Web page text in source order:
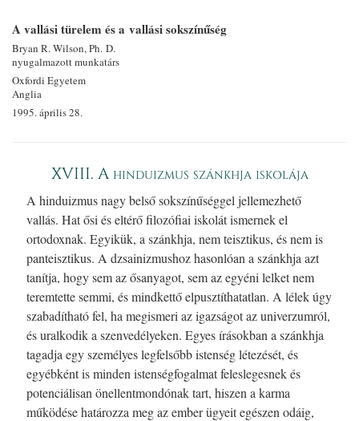
A vallási türelem és a vallási sokszínűség
Bryan R. Wilson, Ph. D.
nyugalmazott munkatárs
Oxfordi Egyetem
Anglia
1995. április 28.
XVIII. A hinduizmus szánkhja iskolája
A hinduizmus nagy belső sokszínűséggel jellemezhető
vallás. Hat ősi és eltérő filozófiai iskolát ismernek el
ortodoxnak. Egyikük, a szánkhja, nem teisztikus, és nem is
panteisztikus. A dzsainizmushoz hasonlóan a szánkhja azt
tanítja, hogy sem az ősanyagot, sem az egyéni lelket nem
teremtette semmi, és mindkettő elpusztíthatatlan. A lélek úgy
szabadítható fel, ha megismeri az igazságot az univerzumról,
és uralkodik a szenvedélyeken. Egyes írásokban a szánkhja
tagadja egy személyes legfelsőbb istenség létezését, és
egyébként is minden istenségfogalmat feleslegesnek és
potenciálisan önellentmondónak tart, hiszen a karma
működése határozza meg az ember ügyeit egészen odáig,